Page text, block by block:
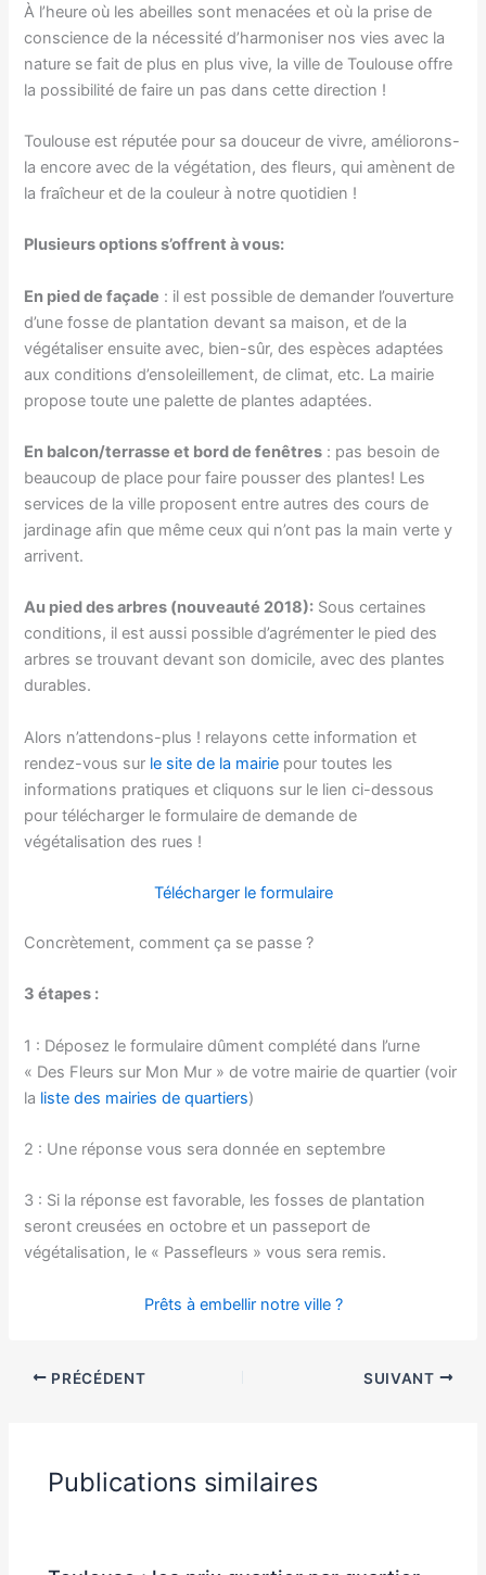
À l’heure où les abeilles sont menacées et où la prise de
conscience de la nécessité d’harmoniser nos vies avec la
nature se fait de plus en plus vive, la ville de Toulouse offre
la possibilité de faire un pas dans cette direction !
Toulouse est réputée pour sa douceur de vivre, améliorons-
la encore avec de la végétation, des fleurs, qui amènent de
la fraîcheur et de la couleur à notre quotidien !
Plusieurs options s’offrent à vous:
En pied de façade : il est possible de demander l’ouverture
d’une fosse de plantation devant sa maison, et de la
végétaliser ensuite avec, bien-sûr, des espèces adaptées
aux conditions d’ensoleillement, de climat, etc. La mairie
propose toute une palette de plantes adaptées.
En balcon/terrasse et bord de fenêtres : pas besoin de
beaucoup de place pour faire pousser des plantes! Les
services de la ville proposent entre autres des cours de
jardinage afin que même ceux qui n’ont pas la main verte y
arrivent.
Au pied des arbres (nouveauté 2018): Sous certaines
conditions, il est aussi possible d’agrémenter le pied des
arbres se trouvant devant son domicile, avec des plantes
durables.
Alors n’attendons-plus ! relayons cette information et
rendez-vous sur le site de la mairie pour toutes les
informations pratiques et cliquons sur le lien ci-dessous
pour télécharger le formulaire de demande de
végétalisation des rues !
Télécharger le formulaire
Concrètement, comment ça se passe ?
3 étapes :
1 : Déposez le formulaire dûment complété dans l’urne
« Des Fleurs sur Mon Mur » de votre mairie de quartier (voir
la liste des mairies de quartiers)
2 : Une réponse vous sera donnée en septembre
3 : Si la réponse est favorable, les fosses de plantation
seront creusées en octobre et un passeport de
végétalisation, le « Passefleurs » vous sera remis.
Prêts à embellir notre ville ?
PRÉCÉDENT SUIVANT
Publications similaires